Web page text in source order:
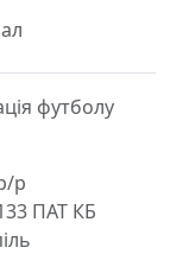
футболу
р
ПАТ КБ